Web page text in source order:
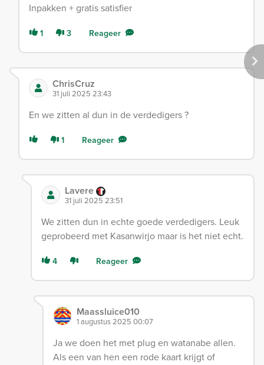
Inpakken + gratis satisfier
1 3 Reageer
ChrisCruz
31 juli 2025 23:43
En we zitten al dun in de verdedigers ?
1 Reageer
Lavere
31 juli 2025 23:51
We zitten dun in echte goede verdedigers. Leuk
geprobeerd met Kasanwirjo maar is het niet echt.
4 Reageer
Maassluice010
1 augustus 2025 00:07
Ja we doen het met plug en watanabe allen.
Als een van hen een rode kaart krijgt of